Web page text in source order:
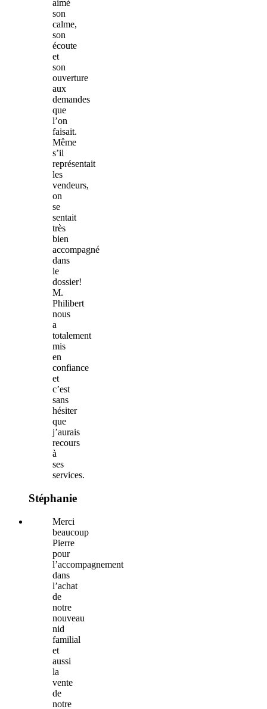
aimé
son
calme,
son
écoute
et
son
ouverture
aux
demandes
que
l’on
faisait.
Même
s’il
représentait
les
vendeurs,
on
se
sentait
très
bien
accompagné
dans
le
dossier!
M.
Philibert
nous
a
totalement
mis
en
confiance
et
c’est
sans
hésiter
que
j’aurais
recours
à
ses
services.
Stéphanie
Merci
beaucoup
Pierre
pour
l’accompagnement
dans
l’achat
de
notre
nouveau
nid
familial
et
aussi
la
vente
de
notre